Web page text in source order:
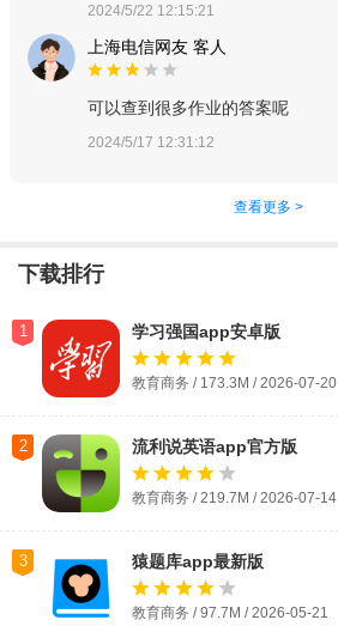
2024/5/22 12:15:21
上海电信网友 客人
可以查到很多作业的答案呢
2024/5/17 12:31:12
查看更多 >
下载排行
1 学习强国app安卓版
教育商务 / 173.3M / 2026-07-20
2 流利说英语app官方版
教育商务 / 219.7M / 2026-07-14
3 猿题库app最新版
教育商务 / 97.7M / 2026-05-21